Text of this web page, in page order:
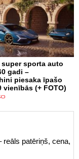
super sporta auto
gadi –
piesaka īpašo
vienībās (+ FOTO)
reāls patēriņš, cena,